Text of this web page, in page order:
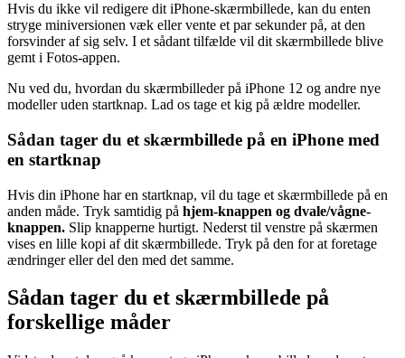
Hvis du ikke vil redigere dit iPhone-skærmbillede, kan du enten
stryge miniversionen væk eller vente et par sekunder på, at den
forsvinder af sig selv. I et sådant tilfælde vil dit skærmbillede blive
gemt i Fotos-appen.
Nu ved du, hvordan du skærmbilleder på iPhone 12 og andre nye
modeller uden startknap. Lad os tage et kig på ældre modeller.
Sådan tager du et skærmbillede på en iPhone med
en startknap
Hvis din iPhone har en startknap, vil du tage et skærmbillede på en
anden måde. Tryk samtidig på hjem-knappen og dvale/vågne-
knappen. Slip knapperne hurtigt. Nederst til venstre på skærmen
vises en lille kopi af dit skærmbillede. Tryk på den for at foretage
ændringer eller del den med det samme.
Sådan tager du et skærmbillede på
forskellige måder